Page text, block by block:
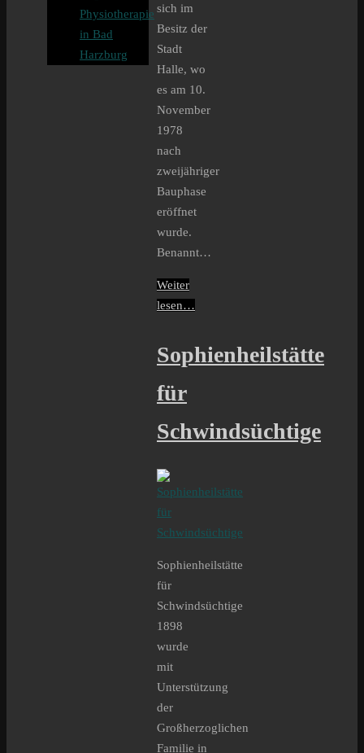
sich im
Besitz der
Stadt
Halle, wo
es am 10.
November
1978
nach
zweijähriger
Bauphase
eröffnet
wurde.
Benannt…
Weiter
lesen…
Sophienheilstätte
für
Schwindsüchtige
Sophienheilstätte
für
Schwindsüchtige
1898
wurde
mit
Unterstützung
der
Großherzoglichen
Familie in
Physiotherapie
in Bad
Harzburg